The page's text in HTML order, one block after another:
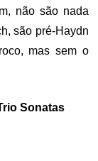
não são nada
são pré-Haydn
mas sem o
Sonatas